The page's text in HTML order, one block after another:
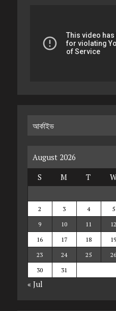
আর্কাইভ
August 2026
S
M T
2
3 4 5
9
10 11 12
16
17 18 19
23
24 25 26
30
31
« Jul